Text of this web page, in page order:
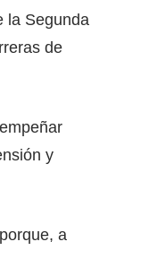
la Segunda
de
y
a